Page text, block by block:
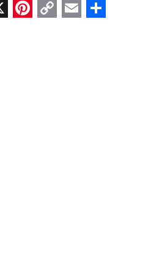
Pinterest
Copy
EmailShare